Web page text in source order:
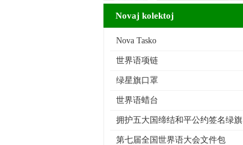
Novaj kolektoj
Nova Tasko
世界语项链
绿星旗口罩
世界语蜡台
拥护五大国缔结和平公约签名绿旗
第七届全国世界语大会文件包